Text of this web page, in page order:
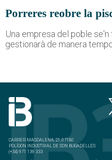
Porreres reobre la
Una empresa del poble
gestionarà de manera
CARRER MAGDALENA, 21, 07180
POLÍGON INDUSTRIAL DE SON BUGADELLES
(+34) 971 139 333